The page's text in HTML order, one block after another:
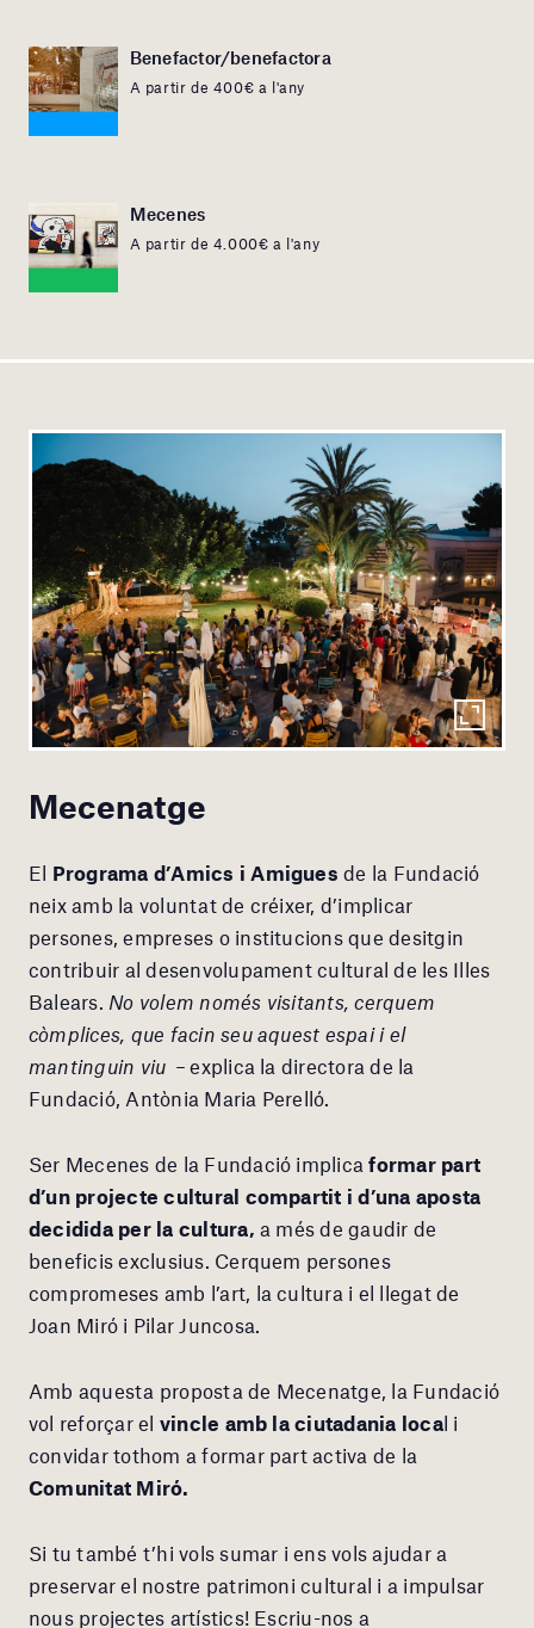
Benefactor/benefactora
A partir de 400€ a l'any
Mecenes
A partir de 4.000€ a l'any
Mecenatge
El Programa d’Amics i Amiguesde la Fundació
neix amb la voluntat de créixer, d’implicar
persones, empreses o institucions que desitgin
contribuir al desenvolupament cultural de les Illes
Balears. No volem només visitants, cerquem
còmplices, que facin seu aquest espai i el
mantinguin viu –explica la directora de la
Fundació, Antònia Maria Perelló.
Ser Mecenes de la Fundació implicaformar part
d’un projecte cultural compartit i d’una aposta
decidida per la cultura,a més de gaudir de
beneficis exclusius. Cerquem persones
compromeses amb l’art, la cultura i el llegat de
Joan Miró i Pilar Juncosa.
Amb aquesta proposta de Mecenatge, la Fundació
vol reforçar el vincle amb la ciutadania local i
convidar tothom a formar part activa de la
Comunitat Miró.
Si tu també t’hi vols sumar i ens vols ajudar a
preservar el nostre patrimoni cultural i a impulsar
nous projectes artístics! Escriu-nos a